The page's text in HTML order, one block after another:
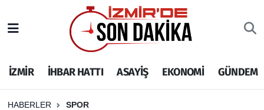
İZMİR İHBAR HATTI ASAYİŞ EKONOMİ GÜNDEM
HABERLER SPOR
İHBAR HATTI
DEPREM
İzmir Nöbetçi Eczaneler
İzmir Hava Durumu
İzmir Namaz Vakitleri